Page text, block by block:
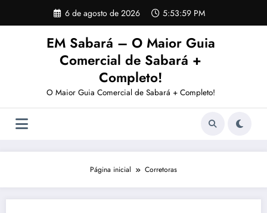
o
6 de agosto de 2026 5:54:00 PM
EM Sabará – O Maior Guia
Comercial de Sabará +
Completo!
O Maior Guia Comercial de Sabará + Completo!
Página inicial Corretoras